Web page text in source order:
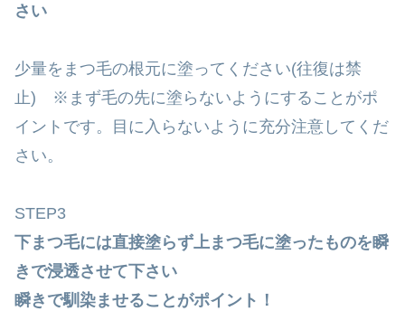
さい
少量をまつ毛の根元に塗ってください(往復は禁
止) ※まず毛の先に塗らないようにすることがポ
イントです。目に入らないように充分注意してくだ
さい。
STEP3
下まつ毛には直接塗らず上まつ毛に塗ったものを瞬
きで浸透させて下さい
瞬きで馴染ませることがポイント！